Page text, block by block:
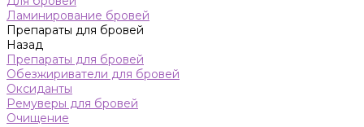
Ламинирование бровей
Препараты для бровей
Назад
Препараты для бровей
Обезжириватели для бровей
Оксиданты
Ремуверы для бровей
Очищение